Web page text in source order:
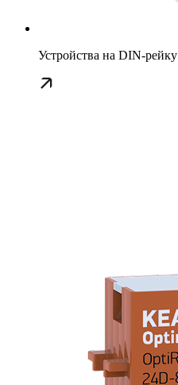
Устройства на DIN-рейку